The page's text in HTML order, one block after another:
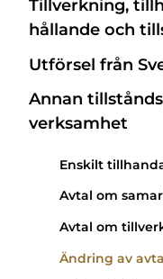
Tillverkning,
hållande och
Utförsel från
Annan
verksamhet
Enskilt
Avtal om
Avtal om
Ändring av